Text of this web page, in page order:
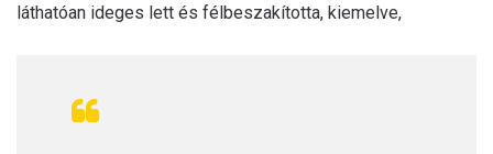
láthatóan ideges lett és félbeszakította, kiemelve,